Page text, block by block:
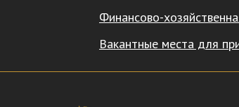
Финансово-
Вакантные места для